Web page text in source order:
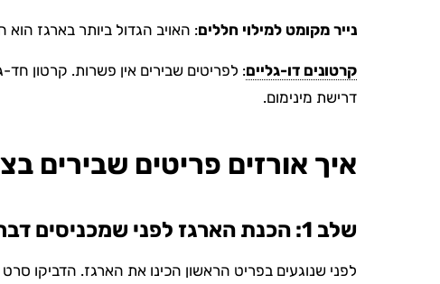
נייר מקומט למילוי חללים: האויב הגדול ביותר בארגז
קרטונים דו-גליים
דרישת מינימום.
איך אורזים פריטים
שלב 1: הכנת הארגז לפני שמכניסים דבר